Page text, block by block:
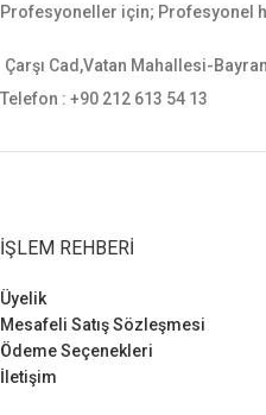
Profesyoneller için; Profesyonel
Çarşı Cad,Vatan Mahallesi-
Telefon : +90 212 613 54 13
İŞLEM REHBERI
Üyelik
Mesafeli Satış Sözleşmesi
Ödeme Seçenekleri
İletişim